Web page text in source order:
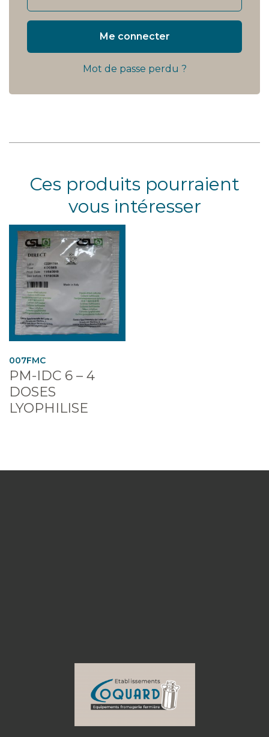
Me connecter
Mot de passe perdu ?
Ces produits pourraient
vous intéresser
007FMC
PM-IDC 6 – 4
DOSES
LYOPHILISE